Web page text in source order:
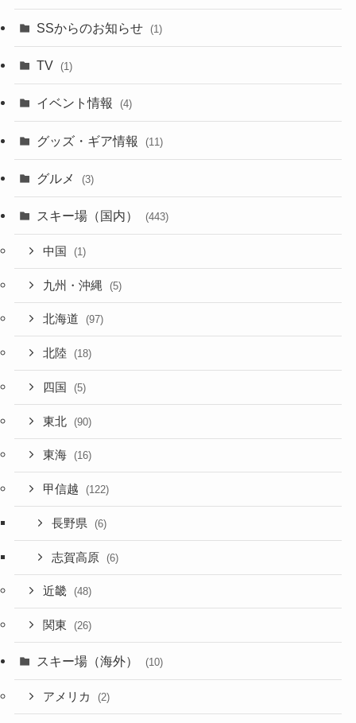
SSからのお知らせ (1)
TV (1)
イベント情報 (4)
グッズ・ギア情報 (11)
グルメ (3)
スキー場（国内） (443)
中国 (1)
九州・沖縄 (5)
北海道 (97)
北陸 (18)
四国 (5)
東北 (90)
東海 (16)
甲信越 (122)
長野県 (6)
志賀高原 (6)
近畿 (48)
関東 (26)
スキー場（海外） (10)
アメリカ (2)